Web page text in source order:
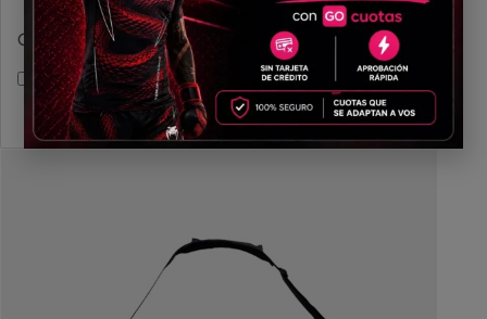
Color
Negro